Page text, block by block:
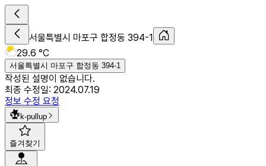
서울특별시 마포구 합정동 394-1
29.6 °C
서울특별시 마포구 합정동 394-1
작성된 설명이 없습니다.
최종 수정일: 2024.07.19
정보 수정 요청
k-pullup
즐겨찾기